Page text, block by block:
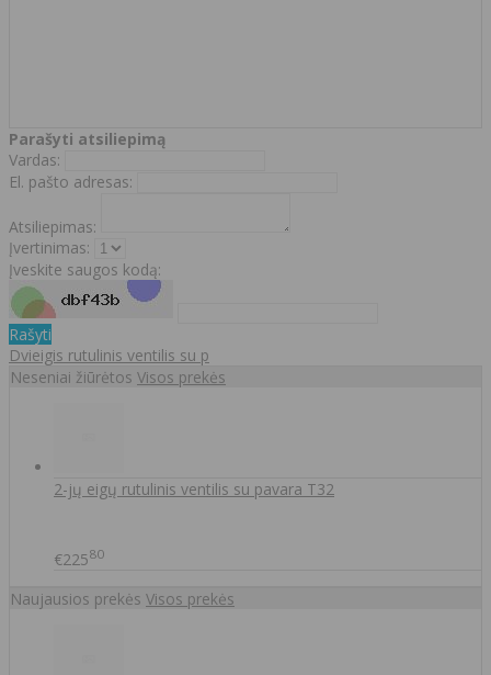
Parašyti atsiliepimą
Vardas:
El. pašto adresas:
Atsiliepimas:
Įvertinimas:
Įveskite saugos kodą:
Rašyti
Dvieigis rutulinis ventilis su p
Neseniai žiūrėtos Visos prekės
2-jų eigų rutulinis ventilis su pavara T32
€22580
Naujausios prekės Visos prekės